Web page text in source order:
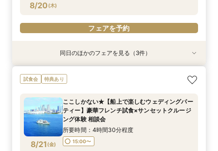
8/20 (木)
フェアを予約
8/20(木)
【少人数での結婚式にオススメ！】じっくりご見
学×アットホームパーティー相談フェア
9:00〜
10:30〜
15:00〜
フェアを予約
特典あり
8/20(木)
幸せの航海を♪【スイーツ×５０分クルーズ】１件
目来館にお勧め！
13:30〜
フェアを予約
8/20(木)
【オンライン相談会】お手軽３Dウォークでご見
学♪運命の会場がここに・・★
10:30〜 13:00〜
フェアを予約
同日のほかのフェアを見る（3件）
試食会 特典あり
8/21 (金)
ここしかない★【船上で楽しむウェディングパー
ティー】豪華フレンチ試食×サンセットクルージ
ング体験 相談会
所要時間：4時間30分程度
15:00〜